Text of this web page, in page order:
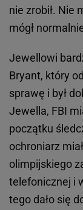
nie zrobił. Nie
mógł
Jewellowi
Bryant, który
sprawę i był
Jewella, FBI
początku
ochroniarz
olimpijskiego
telefonicznej i
tego dało się